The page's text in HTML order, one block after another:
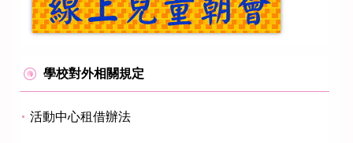
學校對外相關規定
活動中心租借辦法